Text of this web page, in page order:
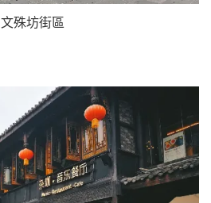
文殊坊街區